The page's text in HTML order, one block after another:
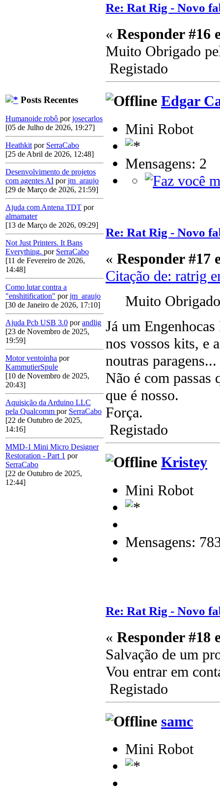
Posts Recentes
Humanoide robô porjosecarlos
[05 de Julho de 2026, 19:27]
Heathkit por SerraCabo
[25 de Abril de 2026, 12:48]
Desenvolvimento de projetos
com agentes AI porjm_araujo
[29 de Março de 2026, 21:59]
Ajuda com Antena TDT por
almamater
[13 de Março de 2026, 09:29]
Not Just Printers. It Bans
Everything. por SerraCabo
[11 de Fevereiro de 2026,
14:48]
Como lutar contra a
"enshitification" porjm_araujo
[30 de Janeiro de 2026, 17:10]
Ajuda Pcb USB 3.0 porandlig
[23 de Novembro de 2025,
19:59]
Motor ventoinha por
KammutierSpule
[10 de Novembro de 2025,
20:43]
Aquisição da Arduino LLC
pela Qualcomm por SerraCabo
[22 de Outubro de 2025,
14:16]
MMD-1 Mini Micro Designer
Restoration - Part 1 por
SerraCabo
[22 de Outubro de 2025,
12:44]
Re: Rat Rig - Novo
« Responder #16
Muito Obrigado
Registado
Edgar
Mini Robot
Mensagens: 2
Re: Rat Rig - Novo
« Responder #17
Citação de: ratrig
Muito
Já um
nos vossos kits, e
noutras paragens...
Não é com passas
que é nosso.
Força.
Registado
Kristey
Mini Robot
Mensagens:
Re: Rat Rig - Novo
« Responder #18
Salvação de um
Vou entrar em
Registado
samc
Mini Robot